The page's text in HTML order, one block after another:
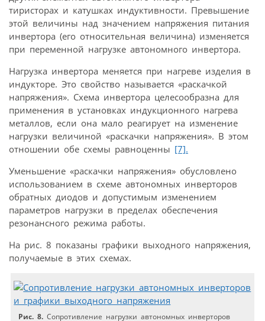
тиристорах и катушках индуктивности. Превышение
этой величины над значением напряжения питания
инвертора (его относительная величина) изменяется
при переменной нагрузке автономного инвертора.
Нагрузка инвертора меняется при нагреве изделия в
индукторе. Это свойство называется «раскачкой
напряжения». Схема инвертора целесообразна для
применения в установках индукционного нагрева
металлов, если она мало реагирует на изменение
нагрузки величиной «раскачки напряжения». В этом
отношении обе схемы равноценны [7].
Уменьшение «раскачки напряжения» обусловлено
использованием в схеме автономных инверторов
обратных диодов и допустимым изменением
параметров нагрузки в пределах обеспечения
резонансного режима работы.
На рис. 8 показаны графики выходного напряжения,
получаемые в этих схемах.
Рис. 8. Сопротивление нагрузки автономных инверторов